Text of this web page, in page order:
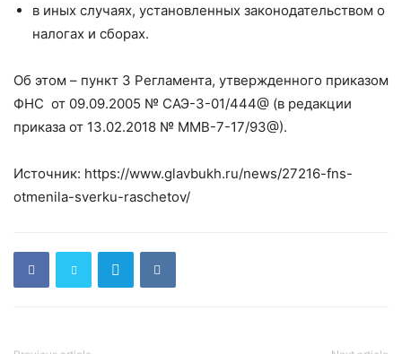
в иных случаях, установленных законодательством о
налогах и сборах.
Об этом – пункт 3 Регламента, утвержденного приказом
ФНС от 09.09.2005 № САЭ-3-01/444@ (в редакции
приказа от 13.02.2018 № ММВ-7-17/93@).
Источник: https://www.glavbukh.ru/news/27216-fns-
otmenila-sverku-raschetov/